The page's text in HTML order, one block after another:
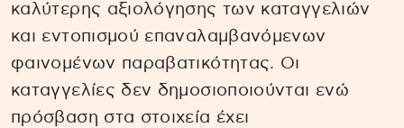
καλύτερης αξιολόγησης των καταγγελιών
και εντοπισμού επαναλαμβανόμενων
φαινομένων παραβατικότητας. Οι
καταγγελίες δεν δημοσιοποιούνται ενώ
πρόσβαση στα στοιχεία έχει